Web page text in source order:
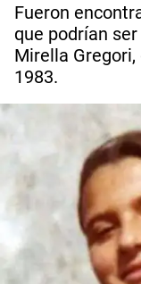
Fueron
que podrían
Mirella
1983.